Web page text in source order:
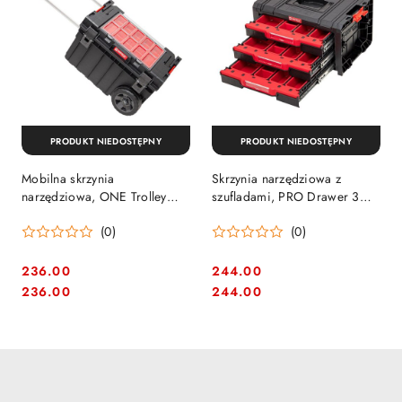
Mobilna skrzynia
narzędziowa, ONE Trolley
[SKRWQONETECZAPG001]
(0)
Cena:
236.00
Cena:
236.00
PRODUKT NIEDOSTĘPNY
Skrzynia narzędziowa z
szufladami, PRO Drawer 3
SYSTEM
(0)
Cena:
244.00
Cena:
244.00
PRODUKT NIEDOSTĘPNY